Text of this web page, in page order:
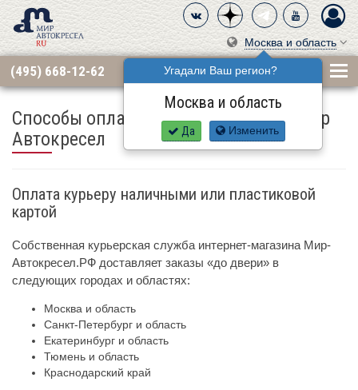
Москва и область
Угадали Ваш регион?
Москва и область
Да Изменить
(495) 668-12-62
Способы оплаты в сети магазинов Мир
Автокресел
Оплата курьеру наличными или пластиковой
картой
Собственная курьерская служба интернет-магазина Мир-
Автокресел.РФ доставляет заказы «до двери» в
следующих городах и областях:
Москва и область
Санкт-Петербург и область
Екатеринбург и область
Тюмень и область
Краснодарский край